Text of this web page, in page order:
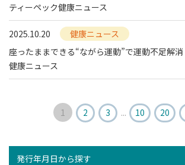
ティーペック健康ニュース
2025.10.20
健康ニュース
座ったままできる“ながら運動”で運動不足解
健康ニュース
1 2 3 ... 10 20
発行年月日から探す